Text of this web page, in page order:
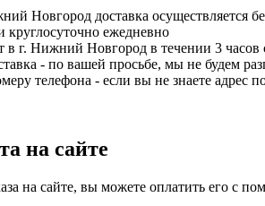
Новгород доставка осуществляется
круглосуточно ежедневно
в г. Нижний Новгород в течении 3 часов
- по вашей просьбе, мы не будем
телефона - если вы не знаете адрес
на сайте
на сайте, вы можете оплатить его с